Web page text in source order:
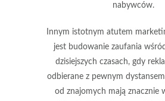
nabywców.
Innym istotnym atutem
jest budowanie zaufania
dzisiejszych czasach, gdy
odbierane z pewnym
od znajomych mają znacznie